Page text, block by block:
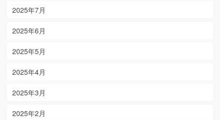
2025年7月
2025年6月
2025年5月
2025年4月
2025年3月
2025年2月